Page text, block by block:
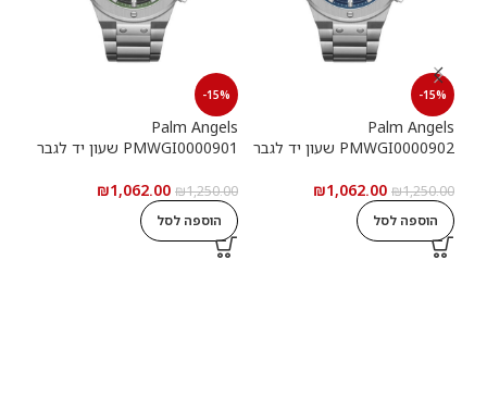
-15%
Palm Angels
PMWGI0000902 שעון יד לגבר
₪1,250.00
₪1,062.00
הוספה לסל
-15%
Palm Angels
PMWGI0000901 שעון יד לגבר
₪1,250.00
₪1,062.00
הוספה לסל